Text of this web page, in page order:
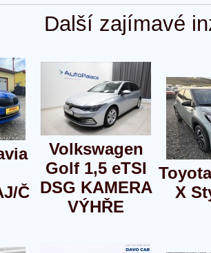
Další zajímavé
Č
Volkswagen
Golf 1,5 eTSI
DSG KAMERA
VÝHŘE
X